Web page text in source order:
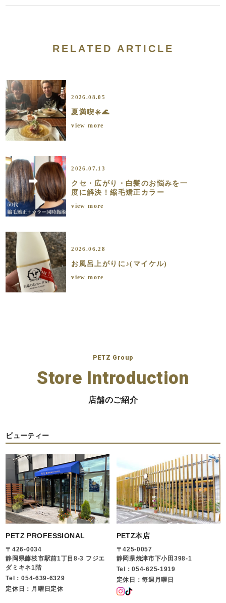
RELATED ARTICLE
2026.08.05
夏満喫☀️🌊
view more
2026.07.13
クセ・広がり・白髪のお悩みを一
度に解決！縮毛矯正カラー
view more
2026.06.28
お風呂上がりに♪(マイケル)
view more
PETZ Group
Store Introduction
店舗のご紹介
ビューティー
PETZ PROFESSIONAL
〒426-0034
静岡県藤枝市駅前1丁目8-3 フジエ
ダミキネ1階
Tel：054-639-6329
定休日：月曜日定休
PETZ本店
〒425-0057
静岡県焼津市下小田398-1
Tel：054-625-1919
定休日：毎週月曜日